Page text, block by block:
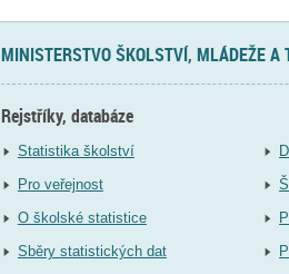
MINISTERSTVO ŠKOLSTVÍ, MLÁDEŽE A
Rejstříky, databáze
Statistika školství
Pro veřejnost
O školské statistice
Sběry statistických dat